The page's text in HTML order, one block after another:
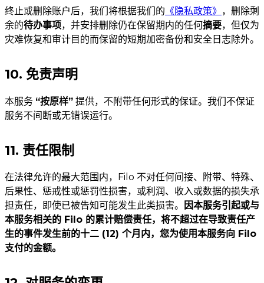
终止或删除账户后，我们将根据我们的 《隐私政策》 ，删除剩
余的待办事项，并安排删除仍在保留期内的任何摘要，但仅为
灾难恢复和审计目的而保留的短期加密备份和安全日志除外。
10. 免责声明
本服务 “按原样” 提供，不附带任何形式的保证。我们不保证
服务不间断或无错误运行。
11. 责任限制
在法律允许的最大范围内，Filo 不对任何间接、附带、特殊、
后果性、惩戒性或惩罚性损害，或利润、收入或数据的损失承
担责任，即使已被告知可能发生此类损害。
因本服务引起或与
本服务相关的 Filo 的累计赔偿责任，将不超过在导致责任产
生的事件发生前的十二 (12) 个月内，您为使用本服务向 Filo
支付的金额。